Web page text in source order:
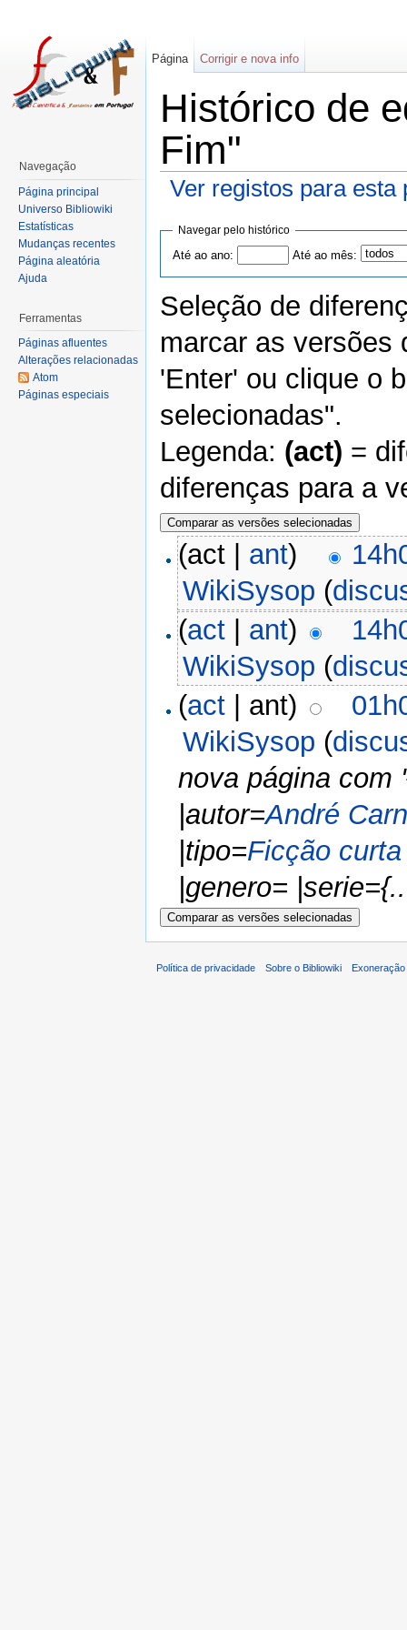
Histórico de
Fim"
Ver registos para esta
Navegar pelo histórico
Até ao ano: Até ao mês:
Seleção de
marcar as versões
'Enter' ou clique o
selecionadas".
Legenda: (act) =
diferenças para a
(act | ant)
WikiSysop (
(act ant)
WikiSysop (
(act | ant)
WikiSysop (
nova página com
|autor=André
|tipo=Ficção
|genero=
Página Corrigir e nova info
Navegação
Página principal
Universo Bibliowiki
Estatísticas
Mudanças recentes
Página aleatória
Ajuda
Ferramentas
Páginas afluentes
Alterações relacionadas
Atom
Páginas especiais
Política de privacidade Sobre o Bibliowiki